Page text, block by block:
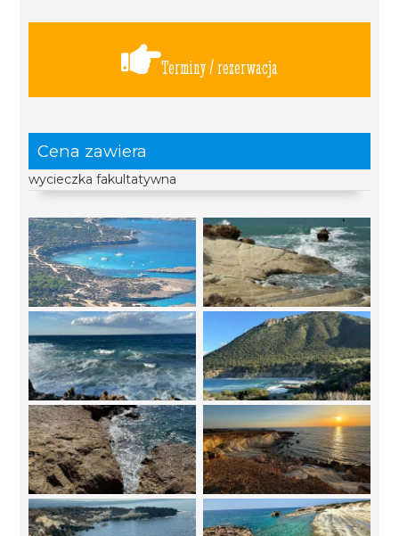
Terminy / rezerwacja
Cena zawiera
wycieczka fakultatywna